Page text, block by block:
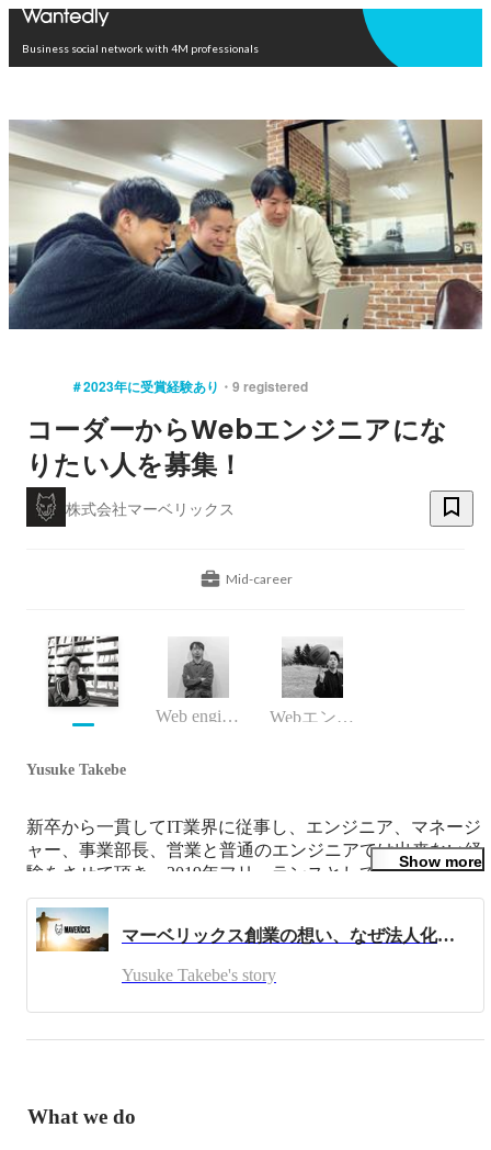
Business social network with 4M professionals
＃2023年に受賞経験あり 9 registered
コーダーからWebエンジニアにな
りたい人を募集！
株式会社マーベリックス
Mid-career
Web engineer Webエンジニア
Yusuke Takebe
新卒から一貫してIT業界に従事し、エンジニア、マネージ
ャー、事業部長、営業と普通のエンジニアでは出来ない経
験をさせて頂き、2019年フリーランスとして独立。
フリーランスとして活動していたがどうすればもっと「ワ
クワク」出来るか考えた結果、「チームで仲間と一緒に仕
社マーベリックス設立。テーマは「最高のチームでシナジ
ーを生み出す」。
Show more
マーベリックス創業の想い、なぜ法人化したのか
Yusuke Takebe's story
What we do